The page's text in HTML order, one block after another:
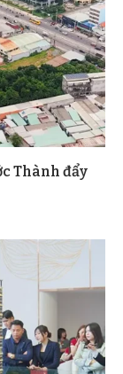
Thành đẩy